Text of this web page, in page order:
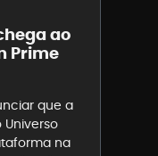
ao
Prime
que a
na